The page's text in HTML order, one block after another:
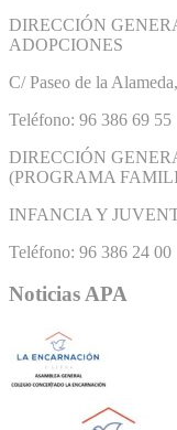
DIRECCIÓN
ADOPCIONES
C/ Paseo de la
Teléfono: 96 386 69 55
DIRECCIÓN
(PROGRAMA
INFANCIA Y
Teléfono: 96 386 24 00
Noticias APA